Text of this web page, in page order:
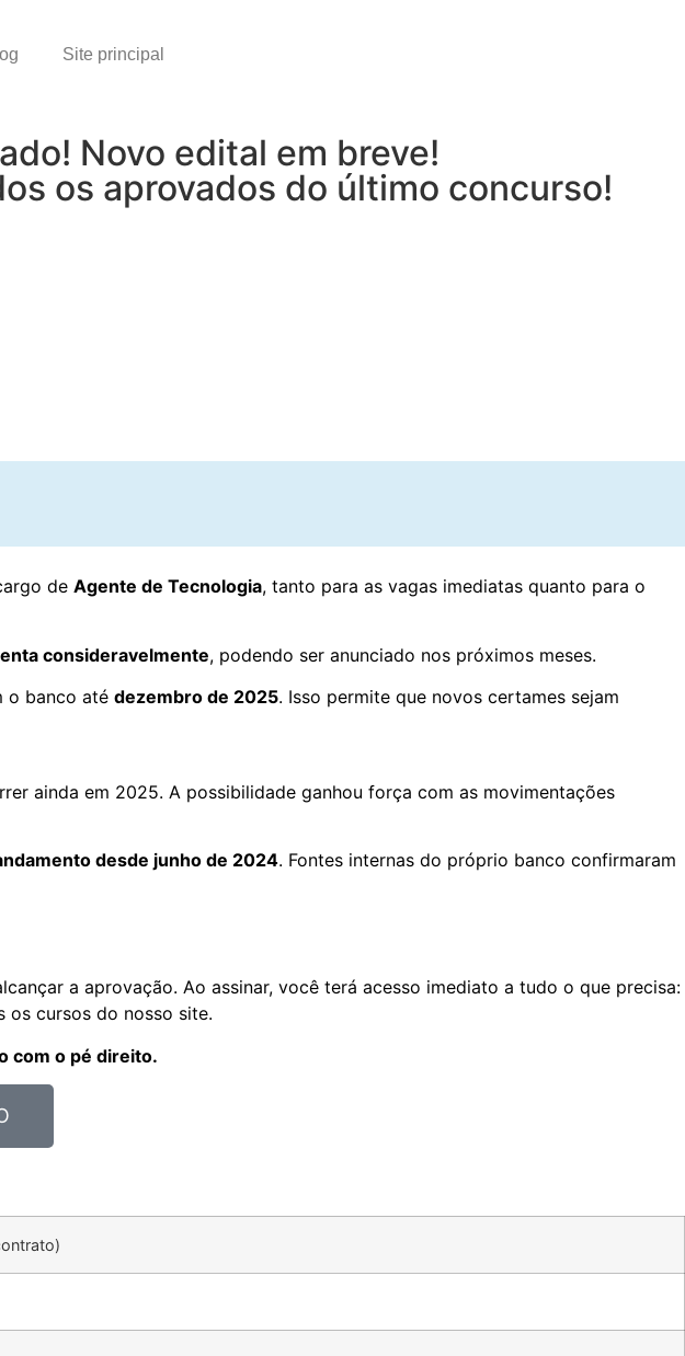
Site principal
Novo edital em breve!
os aprovados do último concurso!
de Agente de Tecnologia, tanto para as vagas imediatas quanto para o
consideravelmente, podendo ser anunciado nos próximos meses.
o banco até dezembro de 2025. Isso permite que novos certames sejam
ainda em 2025. A possibilidade ganhou força com as movimentações
desde junho de 2024. Fontes internas do próprio banco confirmaram
a aprovação. Ao assinar, você terá acesso imediato a tudo o que precisa:
os cursos do nosso site.
com o pé direito.